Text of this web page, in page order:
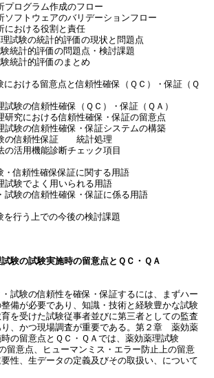
グラム作成のフロー
トウェアのバリデーションフロー
おける役割と責任
験の統計的評価の現状と問題点
計的評価の問題点・検討課題
計的評価のまとめ
おける留意点と信頼性確保（ＱＣ）・保証（Ｑ
の信頼性確保（ＱＣ）・保証（ＱＡ）
における信頼性確保・保証の留意点
の信頼性確保・保証システムの構築
信頼性保証 統計処理
用機能診断チェック項目
信頼性確保保証に関する用語
でよく用いられる用語
の信頼性確保・保証に係る用語
行う上での今後の検討課題
験の試験実施時の留意点とＱＣ・ＱＡ
試験の信頼性を確保・保証するには、まずハー
整備が必要であり、知識・技術と経験豊かな試験
を受けた試験従事者並びに第三者としての監査
り、かつ現場調査が重要である。第２章 薬効薬
の留意点とＱＣ・ＱＡでは、薬効薬理試験
留意点、ヒューマンミス・エラー防止上の留意
性、生データの定義及びその取扱い、について